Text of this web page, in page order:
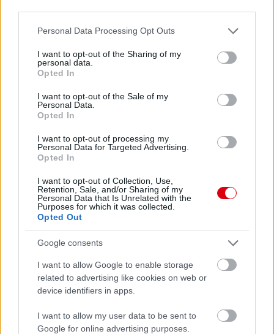
Please note that this website/app uses one or more Google
not limited to your visit or usage behaviour. You may click to
grant or deny consent to Google and its third-party tags to
use your data for below specified purposes in below Google
consent section.
Personal Data Processing Opt Outs
I want to opt-out of the Sharing of my
personal data.
Opted In
I want to opt-out of the Sale of my
Personal Data.
Opted In
I want to opt-out of processing my
Personal Data for Targeted Advertising.
Opted In
I want to opt-out of Collection, Use,
Retention, Sale, and/or Sharing of my
Personal Data that Is Unrelated with the
Purposes for which it was collected.
Opted Out
Google consents
I want to allow Google to enable storage
related to advertising like cookies on web or
device identifiers in apps.
I want to allow my user data to be sent to
Google for online advertising purposes.
Felkészülési szezon 4. mérkőzés
2026-08-08 17:00
1 nap 4 óra 20 perc 53 másodperc
Leeds Unitedvs Manchester United 2026-08-12 20:30
AC Milan vsManchester United
ELŐZŐ MÉRKŐZÉSEK
Támogatás
a ManUtdFanatics.hu működését!